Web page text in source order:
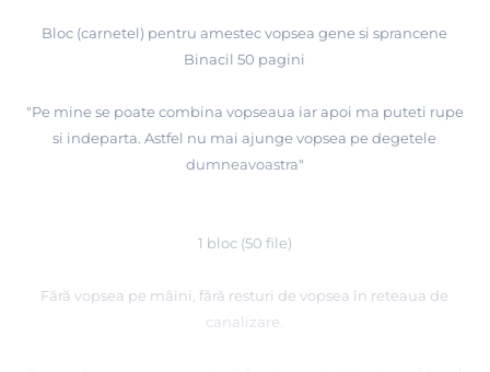
Bloc (carnetel) pentru amestec vopsea gene si sprancene
Binacil 50 pagini
"Pe mine se poate combina vopseaua iar apoi ma puteti rupe
si indeparta. Astfel nu mai ajunge vopsea pe degetele
dumneavoastra"
1 bloc (50 file)
Fără vopsea pe mâini, fără resturi de vopsea în reteaua de
canalizare.